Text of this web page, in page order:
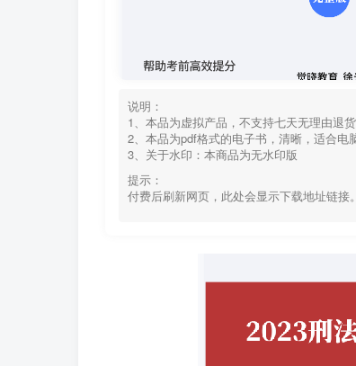
说明：
1、本品为虚拟产品，不支持七天无理由退货
2、本品为pdf格式的电子书，清晰，适合电
3、关于水印：本商品为无水印版
提示：
付费后刷新网页，此处会显示下载地址链接。